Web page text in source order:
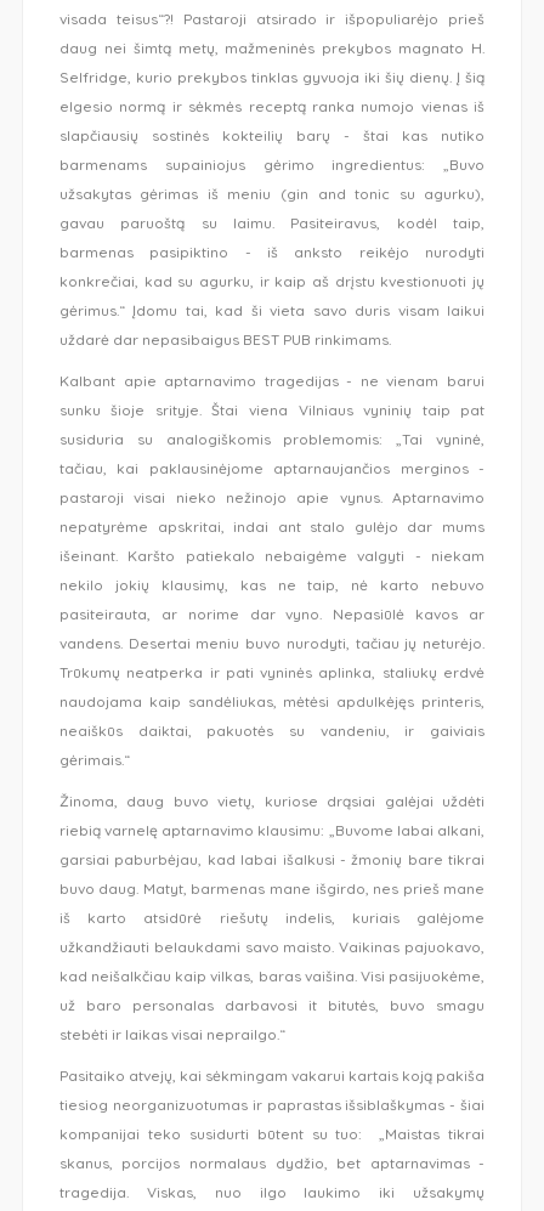
visada teisus“?! Pastaroji atsirado ir išpopuliarėjo prieš
daug nei šimtą metų, mažmeninės prekybos magnato H.
Selfridge, kurio prekybos tinklas gyvuoja iki šių dienų. Į šią
elgesio normą ir sėkmės receptą ranka numojo vienas iš
slapčiausių sostinės kokteilių barų - štai kas nutiko
barmenams supainiojus gėrimo ingredientus: „Buvo
užsakytas gėrimas iš meniu (gin and tonic su agurku),
gavau paruoštą su laimu. Pasiteiravus, kodėl taip,
barmenas pasipiktino - iš anksto reikėjo nurodyti
konkrečiai, kad su agurku, ir kaip aš drįstu kvestionuoti jų
gėrimus.“ Įdomu tai, kad ši vieta savo duris visam laikui
uždarė dar nepasibaigus BEST PUB rinkimams.
Kalbant apie aptarnavimo tragedijas - ne vienam barui
sunku šioje srityje. Štai viena Vilniaus vyninių taip pat
susiduria su analogiškomis problemomis: „Tai vyninė,
tačiau, kai paklausinėjome aptarnaujančios merginos -
pastaroji visai nieko nežinojo apie vynus. Aptarnavimo
nepatyrėme apskritai, indai ant stalo gulėjo dar mums
išeinant. Karšto patiekalo nebaigėme valgyti - niekam
nekilo jokių klausimų, kas ne taip, nė karto nebuvo
pasiteirauta, ar norime dar vyno. Nepasiūlė kavos ar
vandens. Desertai meniu buvo nurodyti, tačiau jų neturėjo.
Trūkumų neatperka ir pati vyninės aplinka, staliukų erdvė
naudojama kaip sandėliukas, mėtėsi apdulkėjęs printeris,
neaiškūs daiktai, pakuotės su vandeniu, ir gaiviais
gėrimais.“
Žinoma, daug buvo vietų, kuriose drąsiai galėjai uždėti
riebią varnelę aptarnavimo klausimu: „Buvome labai alkani,
garsiai paburbėjau, kad labai išalkusi - žmonių bare tikrai
buvo daug. Matyt, barmenas mane išgirdo, nes prieš mane
iš karto atsidūrė riešutų indelis, kuriais galėjome
užkandžiauti belaukdami savo maisto. Vaikinas pajuokavo,
kad neišalkčiau kaip vilkas, baras vaišina. Visi pasijuokėme,
už baro personalas darbavosi it bitutės, buvo smagu
stebėti ir laikas visai neprailgo.“
Pasitaiko atvejų, kai sėkmingam vakarui kartais koją pakiša
tiesiog neorganizuotumas ir paprastas išsiblaškymas - šiai
kompanijai teko susidurti būtent su tuo: „Maistas tikrai
skanus, porcijos normalaus dydžio, bet aptarnavimas -
tragedija. Viskas, nuo ilgo laukimo iki užsakymų